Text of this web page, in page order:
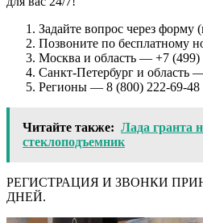
Задайте вопрос через
Позвоните по бесплатному
Москва и область — +7 (499)
Санкт-Петербург и область
Регионы — 8 (800) 222-69-48
Читайте также: Лада гранта
стеклоподъемник
РЕГИСТРАЦИЯ И ЗВОНКИ
ДНЕЙ.